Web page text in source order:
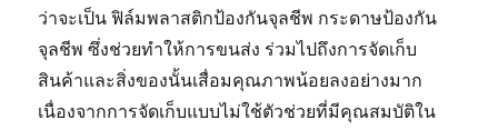
ว่าจะเป็น ฟิล์มพลาสติกป้องกันจุลชีพ กระดาษป้องกัน
จุลชีพ ซึ่งช่วยทำให้การขนส่ง ร่วมไปถึงการจัดเก็บ
สินค้าและสิ่งของนั้นเสื่อมคุณภาพน้อยลงอย่างมาก
เนื่องจากการจัดเก็บแบบไม่ใช้ตัวช่วยที่มีคุณสมบัติใน